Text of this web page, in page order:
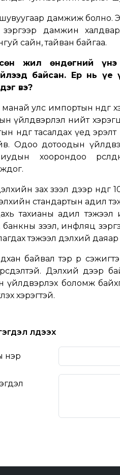
дамжиж болно.
зэргээр дамжин
сайн, тайван байгаа.
жил өндөгний
байсан. Ер нь үе
вэ?
улс импортын өндөг
үйлдвэрлэл нийт
өндөг тасалдах үед
Одоо дотоодын
хоорондоо
зах зээл дээр өндөг
стандартын адил
тахианы адил тэжээл
банкны зээл, инфляц
тэжээл дэлхий
байвал тэр өөрөө
Дэлхий дээр
үйлдвэрлэх боломж
хэрэгтэй.
үлдээх
нэр